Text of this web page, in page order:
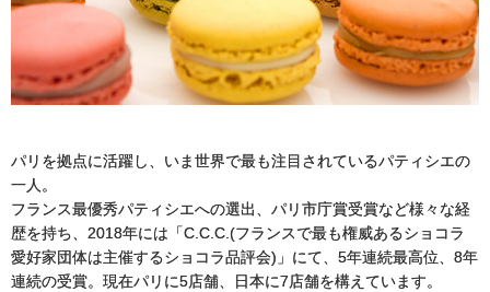
パリを拠点に活躍し、いま世界で最も注目されているパティシエの
一人。
フランス最優秀パティシエへの選出、パリ市庁賞受賞など様々な経
歴を持ち、2018年には「C.C.C.(フランスで最も権威あるショコラ
愛好家団体は主催するショコラ品評会)」にて、5年連続最高位、8年
連続の受賞。現在パリに5店舗、日本に7店舗を構えています。